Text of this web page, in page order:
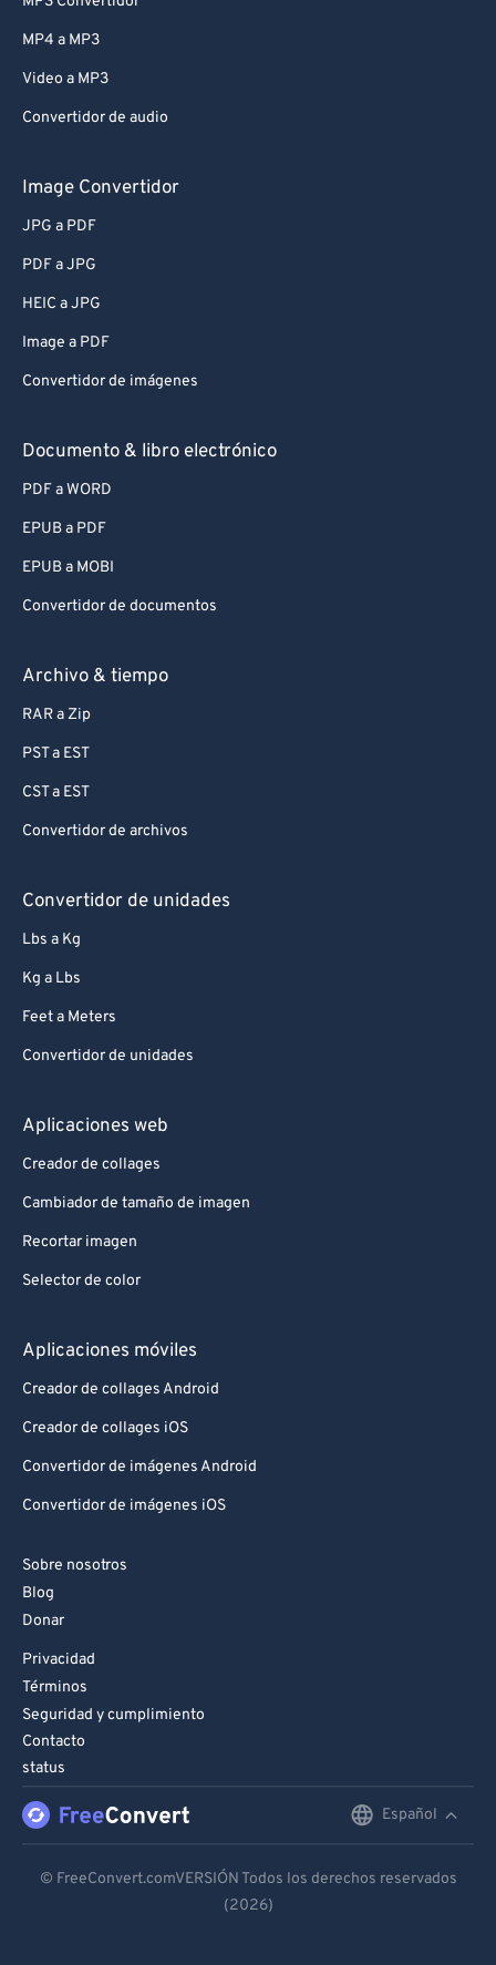
MP4 a MP3
Video a MP3
Convertidor de audio
Image Convertidor
JPG a PDF
PDF a JPG
HEIC a JPG
Image a PDF
Convertidor de imágenes
Documento & libro electrónico
PDF a WORD
EPUB a PDF
EPUB a MOBI
Convertidor de documentos
Archivo & tiempo
RAR a Zip
PST a EST
CST a EST
Convertidor de archivos
Convertidor de unidades
Lbs a Kg
Kg a Lbs
Feet a Meters
Convertidor de unidades
Aplicaciones web
Creador de collages
Cambiador de tamaño de imagen
Recortar imagen
Selector de color
Aplicaciones móviles
Creador de collages Android
Creador de collages iOS
Convertidor de imágenes Android
Convertidor de imágenes iOS
Sobre nosotros
Blog
Donar
Privacidad
Términos
Seguridad y cumplimiento
Contacto
status
Español
Español
© FreeConvert.comVERSIÓN Todos los derechos reservados
(2026)